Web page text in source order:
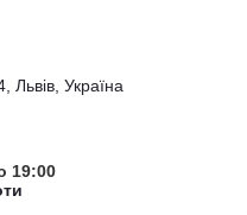
Україна
19:00